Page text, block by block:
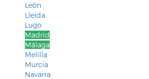
León
Lleida
Lugo
Madrid
Málaga
Melilla
Murcia
Navarra